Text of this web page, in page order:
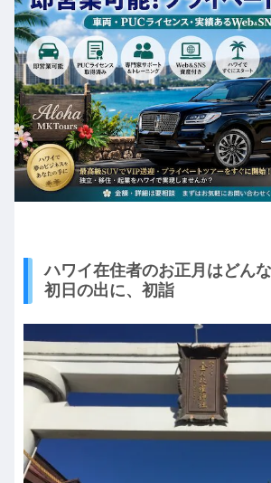
ハワイ在住者のお正月はどん
初日の出に、初詣